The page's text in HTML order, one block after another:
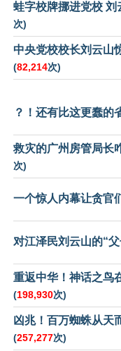
蛙字校牌挪进党校 刘
次)
中央党校校长刘云山
(82,214次)
？！还有比这更蠢的
救灾的广州房管局长
次)
一个惊人内幕让贪官
对江泽民刘云山的“
重返中华！神话之鸟
(198,930次)
凶兆！百万蜘蛛从天
(257,277次)